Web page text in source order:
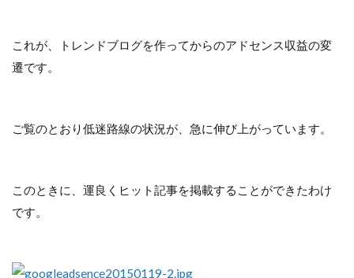
これが、トレンドブログを作ってからのアドセンス収益の変
遷です。
ご覧のとおり低迷路線の状況が、急に伸び上がっています。
このときに、運良くヒット記事を掲載することができたわけ
です。